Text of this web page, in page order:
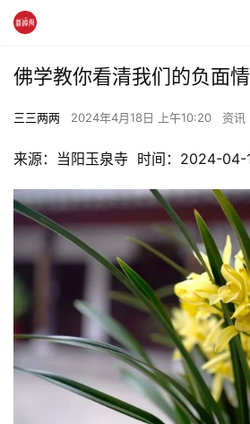
佛学教你看清我们的负面
三三两两 2024年4月18日 上午10:20 资讯
来源：当阳玉泉寺  时间：2024-04-